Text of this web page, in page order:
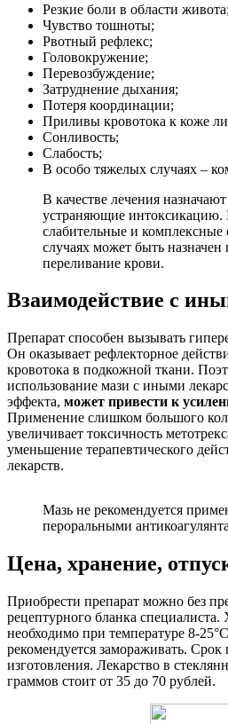
Резкие боли в области живота;
Чувство тошноты;
Рвотный рефлекс;
Головокружение;
Перевозбуждение;
Затруднение дыхания;
Потеря координации;
Приливы кровотока к коже
Сонливость;
Слабость;
В особо тяжелых случаях –
В качестве лечения
устраняющие интоксикацию.
слабительные и комплексные
случаях может быть назначен
переливание крови.
Взаимодействие с
Препарат способен вызывать
Он оказывает рефлекторное
кровотока в подкожной ткани.
использование мази с иными
эффекта, может привести к
Применение слишком большого
увеличивает токсичность
уменьшение терапевтического
лекарств.
Мазь не рекомендуется
пероральными
Цена, хранение,
Приобрести препарат можно без
рецептурного бланка специалиста.
необходимо при температуре 8-
рекомендуется замораживать. Срок
изготовления. Лекарство в
граммов стоит от 35 до 70 рублей.